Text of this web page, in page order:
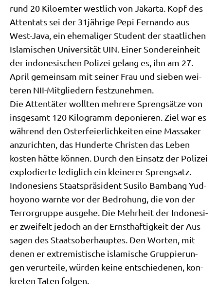
rund 20 Kilo­em­ter west­lich von Jakar­ta. Kopf des
Atten­tats sei der 31jährige Pepi Fer­nan­do aus
West-Java, ein ehe­ma­li­ger Stu­dent der staat­li­chen
Isla­mi­schen Uni­ver­si­tät UIN. Einer Son­der­ein­heit
der indo­ne­si­schen Poli­zei gelang es, ihn am 27.
April gemein­sam mit sei­ner Frau und sie­ben wei­
te­ren NII-Mit­glie­dern festzunehmen.
Die Atten­tä­ter woll­ten meh­re­re Spreng­sät­ze von
ins­ge­samt 120 Kilo­gramm depo­nie­ren. Ziel war es
wäh­rend den Oster­fei­er­lich­kei­ten eine Mas­sa­ker
anzu­rich­ten, das Hun­der­te Chri­sten das Leben
kosten hät­te kön­nen. Durch den Ein­satz der Poli­zei
explo­dier­te ledig­lich ein klei­ne­rer Sprengsatz.
Indo­ne­si­ens Staats­prä­si­dent Susi­lo Bam­bang Yud­
ho­yo­no warn­te vor der Bedro­hung, die von der
Ter­ror­grup­pe aus­ge­he. Die Mehr­heit der Indo­ne­si­
er zwei­felt jedoch an der Ernst­haf­tig­keit der Aus­
sa­gen des Staats­ober­haup­tes. Den Wor­ten, mit
denen er extre­mi­sti­sche isla­mi­sche Grup­pie­run­
gen ver­ur­tei­le, wür­den kei­ne ent­schie­de­nen, kon­
kre­ten Taten folgen.